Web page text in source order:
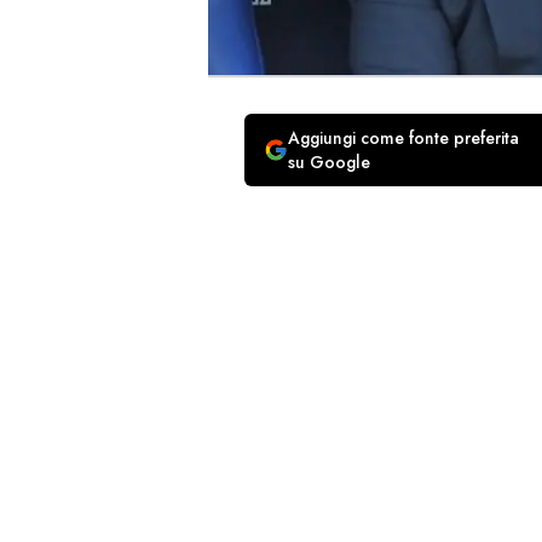
Aggiungi come fonte preferita
su Google